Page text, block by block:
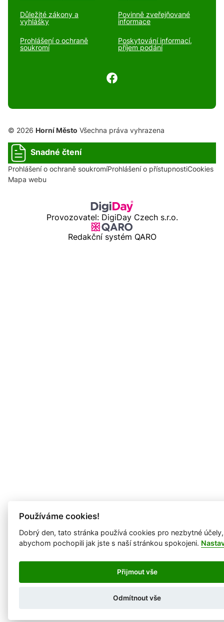
Důležité zákony a
vyhlášky
Povinně zveřejňované
informace
Prohlášení o ochraně
soukromí
Poskytování informací,
příjem podání
© 2026 Horní Město Všechna práva vyhrazena
Snadné čtení
Prohlášení o ochraně soukromíProhlášení o přístupnostiCookies
Mapa webu
Provozovatel: DigiDay Czech s.r.o.
Redakční systém QARO
Používáme cookies!
Dobrý den, tato stránka používá cookies pro nezbytné
abychom pochopili jak jste s naší stránkou spokojeni.
Přijmout vše
Odmítnout vše